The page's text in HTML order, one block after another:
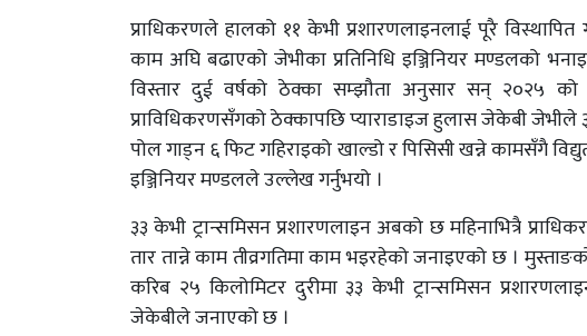
प्राधिकरणले हालको ११ केभी प्रशारणलाइनलाई पूरै विस्थापित
काम अघि बढाएको जेभीका प्रतिनिधि इञ्जिनियर मण्डलको
विस्तार दुई वर्षको ठेक्का सम्झौता अनुसार सन् २०२५ को
प्राविधिकरणसँगको ठेक्कापछि प्याराडाइज हुलास जेकेबी जेभीले
पोल गाड्न ६ फिट गहिराइको खाल्डो र पिसिसी खन्ने कामसँगै
इञ्जिनियर मण्डलले उल्लेख गर्नुभयो ।
३३ केभी ट्रान्समिसन प्रशारणलाइन अबको छ महिनाभित्रै
तार तान्ने काम तीव्रगतिमा काम भइरहेको जनाइएको छ ।
करिब २५ किलोमिटर दुरीमा ३३ केभी ट्रान्समिसन
जेकेबीले जनाएको छ ।